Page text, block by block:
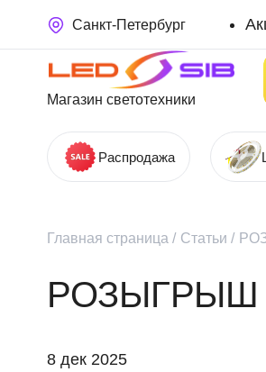
Санкт-Петербург
Магазин светотехники
Распродажа
Главная страница / Статьи /
РОЗЫГРЫШ
8 дек 2025